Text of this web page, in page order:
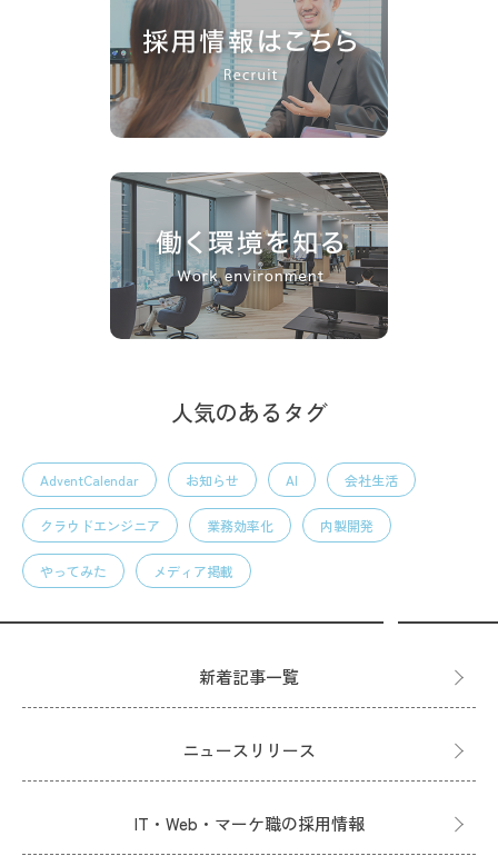
人気のあるタグ
AdventCalendar お知らせ AI 会社生活
クラウドエンジニア 業務効率化 内製開発
やってみた メディア掲載
新着記事一覧
ニュースリリース
IT・Web・マーケ職の採用情報